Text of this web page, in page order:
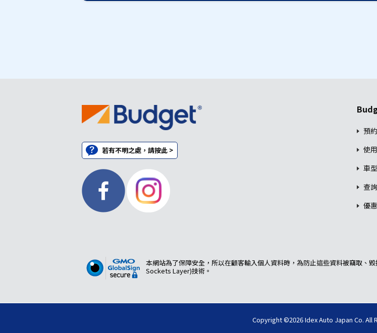
若有不明之處，請按此 >
預
使
車
查
優
本網站為了保障安全，所以在顧客輸入個人資料時，為防止這些資料被竊取、
Sockets Layer)技術。
Copyright ©2026 Idex Auto Japan Co. All